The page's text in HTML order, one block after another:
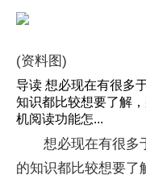
(资料图)
导读 想必现在有很多
知识都比较想要了解
机阅读功能怎...
想必现在有很多
的知识都比较想要了